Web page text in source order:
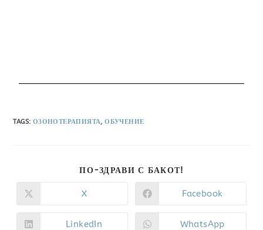
TAGS: ОЗОНОТЕРАПИЯТА, ОБУЧЕНИЕ
ПО-ЗДРАВИ С БАКОТ!
X Facebook
LinkedIn WhatsApp